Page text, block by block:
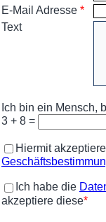
E-Mail Adresse *
Text
Ich bin ein Mensch,
3 + 8 =
Hiermit
Ich habe die
akzeptiere diese*